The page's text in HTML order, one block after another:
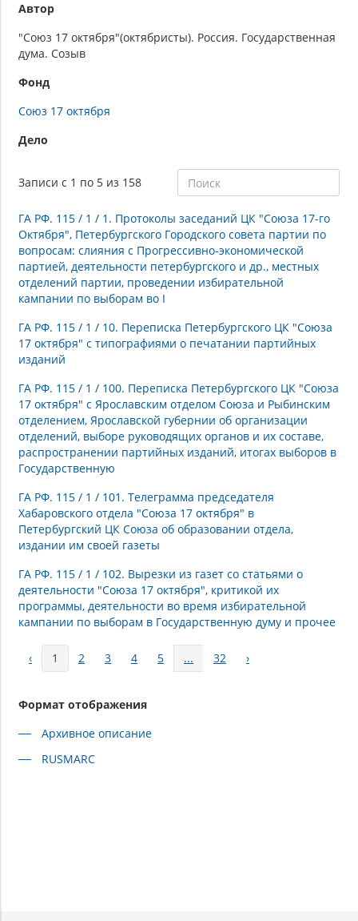
Автор
"Союз 17 октября"(октябристы). Россия. Государственная
дума. Созыв
Фонд
Союз 17 октября
Дело
Записи с 1 по 5 из 158
ГА РФ. 115 / 1 / 1. Протоколы заседаний ЦК "Союза 17-го
Октября", Петербургского Городского совета партии по
вопросам: слияния с Прогрессивно-экономической
партией, деятельности петербургского и др., местных
отделений партии, проведении избирательной
кампании по выборам во I
ГА РФ. 115 / 1 / 10. Переписка Петербургского ЦК "Союза
17 октября" с типографиями о печатании партийных
изданий
ГА РФ. 115 / 1 / 100. Переписка Петербургского ЦК "Союза
17 октября" с Ярославским отделом Союза и Рыбинским
отделением, Ярославской губернии об организации
отделений, выборе руководящих органов и их составе,
распространении партийных изданий, итогах выборов в
Государственную
ГА РФ. 115 / 1 / 101. Телеграмма председателя
Хабаровского отдела "Союза 17 октября" в
Петербургский ЦК Союза об образовании отдела,
издании им своей газеты
ГА РФ. 115 / 1 / 102. Вырезки из газет со статьями о
деятельности "Союза 17 октября", критикой их
программы, деятельности во время избирательной
кампании по выборам в Государственную думу и прочее
‹ 1 2 3 4 5 ... 32 ›
Формат отображения
Архивное описание
RUSMARC